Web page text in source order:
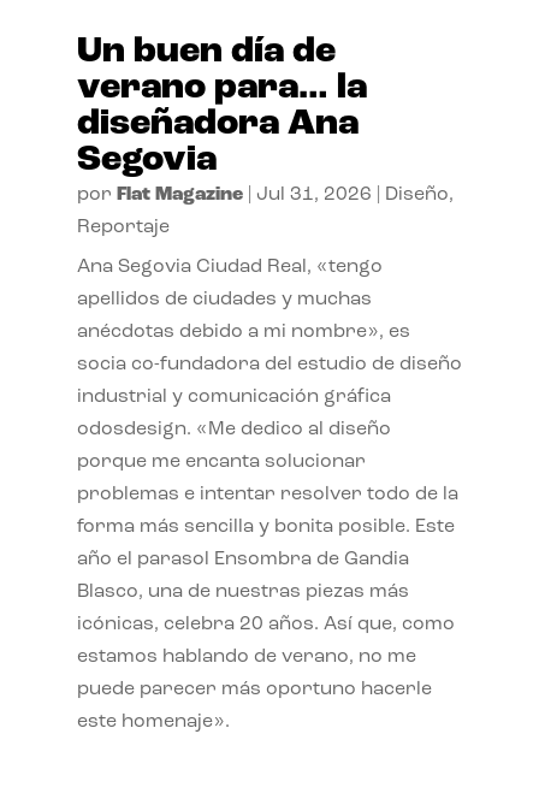
Un buen día de
verano para… la
diseñadora Ana
Segovia
por Flat Magazine| Jul 31, 2026 Diseño,
Reportaje
Ana Segovia Ciudad Real, «tengo
apellidos de ciudades y muchas
anécdotas debido a mi nombre», es
socia co-fundadora del estudio de diseño
industrial y comunicación gráfica
odosdesign. «Me dedico al diseño
porque me encanta solucionar
problemas e intentar resolver todo de la
forma más sencilla y bonita posible. Este
año el parasol Ensombra de Gandia
Blasco, una de nuestras piezas más
icónicas, celebra 20 años. Así que, como
estamos hablando de verano, no me
puede parecer más oportuno hacerle
este homenaje».